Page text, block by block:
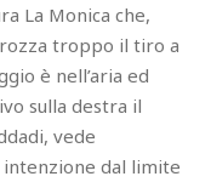
La Monica che,
troppo il tiro a
è nell’aria ed
sulla destra il
vede
intenzione dal limite